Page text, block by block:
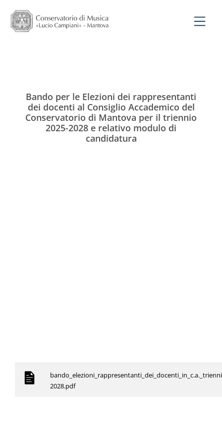
Bando per le Elezioni dei rappresentanti
dei docenti al Consiglio Accademico del
Conservatorio di Mantova per il triennio
2025-2028 e relativo modulo di
candidatura
2028.pdf